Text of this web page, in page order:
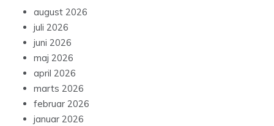
august 2026
juli 2026
juni 2026
maj 2026
april 2026
marts 2026
februar 2026
januar 2026